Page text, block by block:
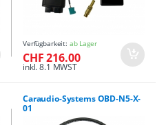
Verfügbarkeit: ab Lager
CHF 216.00
inkl. 8.1 MWST
Caraudio-Systems OBD-N5-X-
01